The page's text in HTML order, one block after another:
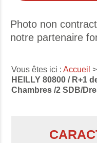
Photo non
notre partenaire
Vous êtes ici :Accueil >
HEILLY 80800 / R+1
Chambres /2 SDB/